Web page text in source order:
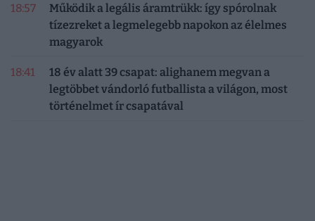
18:57
Működik a legális áramtrükk: így spórolnak
tízezreket a legmelegebb napokon az élelmes
magyarok
18:41
18 év alatt 39 csapat: alighanem megvan a
legtöbbet vándorló futballista a világon, most
történelmet ír csapatával